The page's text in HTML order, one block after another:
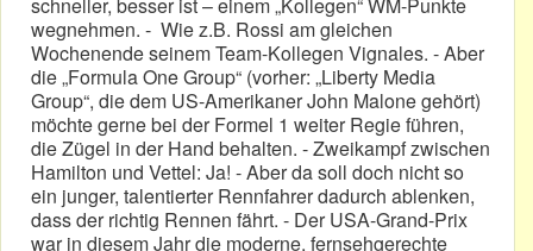
schneller, besser ist – einem „Kollegen“ WM-Punkte
wegnehmen. - Wie z.B. Rossi am gleichen
Wochenende seinem Team-Kollegen Vignales. - Aber
die „Formula One Group“ (vorher: „Liberty Media
Group“, die dem US-Amerikaner John Malone gehört)
möchte gerne bei der Formel 1 weiter Regie führen,
die Zügel in der Hand behalten. - Zweikampf zwischen
Hamilton und Vettel: Ja! - Aber da soll doch nicht so
ein junger, talentierter Rennfahrer dadurch ablenken,
dass der richtig Rennen fährt. - Der USA-Grand-Prix
war in diesem Jahr die moderne, fernsehgerechte